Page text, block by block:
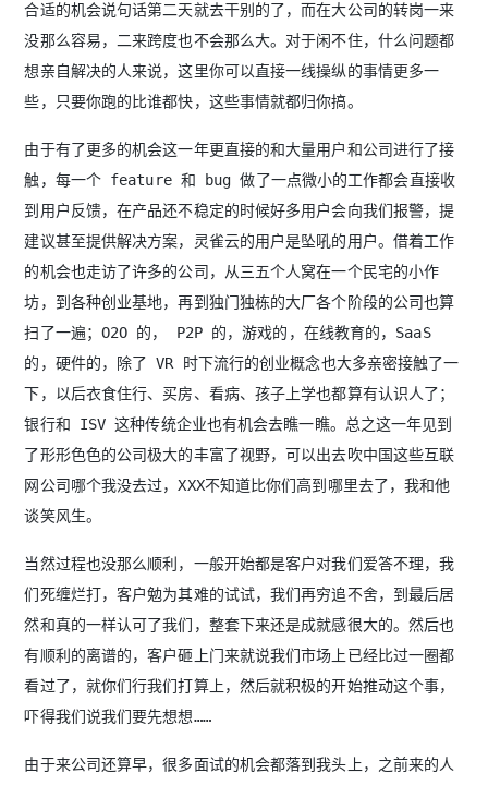
合适的机会说句话第二天就去干别的了，而在大公司的转岗一来
没那么容易，二来跨度也不会那么大。对于闲不住，什么问题都
想亲自解决的人来说，这里你可以直接一线操纵的事情更多一
些，只要你跑的比谁都快，这些事情就都归你搞。
由于有了更多的机会这一年更直接的和大量用户和公司进行了接
触，每一个 feature 和 bug 做了一点微小的工作都会直接收
到用户反馈，在产品还不稳定的时候好多用户会向我们报警，提
建议甚至提供解决方案，灵雀云的用户是坠吼的用户。借着工作
的机会也走访了许多的公司，从三五个人窝在一个民宅的小作
坊，到各种创业基地，再到独门独栋的大厂各个阶段的公司也算
扫了一遍；O2O 的， P2P 的，游戏的，在线教育的，SaaS
的，硬件的，除了 VR 时下流行的创业概念也大多亲密接触了一
下，以后衣食住行、买房、看病、孩子上学也都算有认识人了；
银行和 ISV 这种传统企业也有机会去瞧一瞧。总之这一年见到
了形形色色的公司极大的丰富了视野，可以出去吹中国这些互联
网公司哪个我没去过，XXX不知道比你们高到哪里去了，我和他
谈笑风生。
当然过程也没那么顺利，一般开始都是客户对我们爱答不理，我
们死缠烂打，客户勉为其难的试试，我们再穷追不舍，到最后居
然和真的一样认可了我们，整套下来还是成就感很大的。然后也
有顺利的离谱的，客户砸上门来就说我们市场上已经比过一圈都
看过了，就你们行我们打算上，然后就积极的开始推动这个事，
吓得我们说我们要先想想……
由于来公司还算早，很多面试的机会都落到我头上，之前来的人